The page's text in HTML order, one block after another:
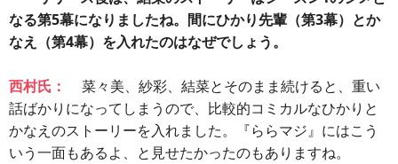
なる第5幕になりましたね。間にひかり先輩（第3幕）とか
なえ（第4幕）を入れたのはなぜでしょう。
西村氏：
菜々美、紗彩、結菜とそのまま続けると、重い
話ばかりになってしまうので、比較的コミカルなひかりと
かなえのストーリーを入れました。『ららマジ』にはこう
いう一面もあるよ、と見せたかったのもありますね。